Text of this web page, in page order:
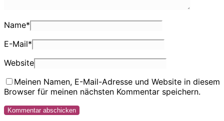
Name*
E-Mail*
Website
Meinen Namen, E-Mail-Adresse und Website in diesem
Browser für meinen nächsten Kommentar speichern.